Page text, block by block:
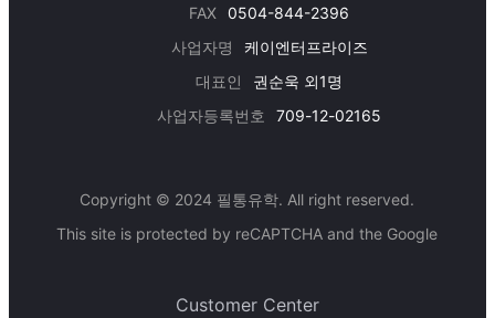
FAX
0504-844-2396
사업자명
케이엔터프라이즈
대표인
권순욱 외1명
사업자등록번호
709-12-02165
Copyright © 2024 필통유학. All right reserved.
This site is protected by reCAPTCHA and the Google
Customer Center